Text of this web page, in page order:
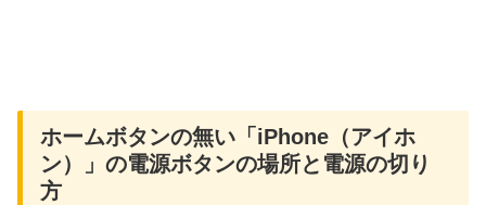
ホームボタンの無い「iPhone（アイホ
ン）」の電源ボタンの場所と電源の切り
方